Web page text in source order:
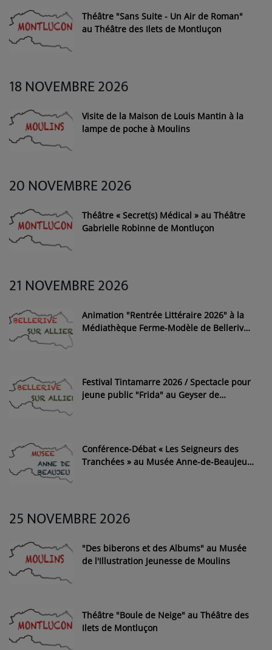
Théâtre "Sans Suite - Un Air de Roman"
au Théâtre des Ilets de Montluçon
18 NOVEMBRE 2026
Visite de la Maison de Louis Mantin à la
lampe de poche à Moulins
20 NOVEMBRE 2026
Théâtre « Secret(s) Médical » au Théâtre
Gabrielle Robinne de Montluçon
21 NOVEMBRE 2026
Animation "Rentrée Littéraire 2026" à la
Médiathèque Ferme-Modèle de Bellerive-
Festival Tintamarre 2026 / Spectacle pour
jeune public "Frida" au Geyser de
Conférence-Débat « Les Seigneurs des
Tranchées » au Musée Anne-de-Beaujeu
25 NOVEMBRE 2026
"Des biberons et des Albums" au Musée
de l'Illustration Jeunesse de Moulins
Théâtre "Boule de Neige" au Théâtre des
Ilets de Montluçon